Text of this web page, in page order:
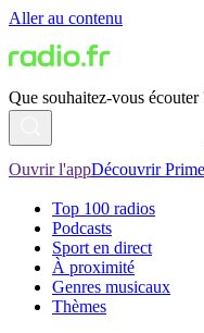
Aller au contenu
Que souhaitez-vous écouter
Ouvrir l'appDécouvrir Prime
Top 100 radios
Podcasts
Sport en direct
À proximité
Genres musicaux
Thèmes